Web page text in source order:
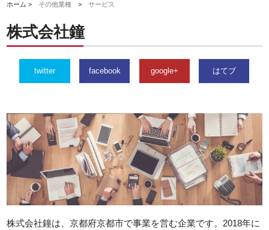
ホーム > その他業種 >サービス
株式会社鐘
twitter facebook google+ はてブ
株式会社鐘は、京都府京都市で事業を営む企業です。2018年に